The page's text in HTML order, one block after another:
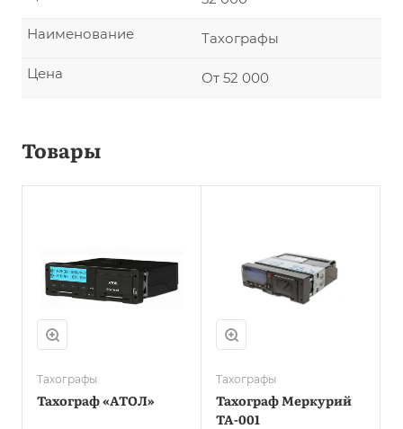
Тахографы
Наименование
От 52 000
Цена
Товары
Тахографы
Тахограф «АТОЛ»
Тахографы
Тахограф Меркурий
ТА-001